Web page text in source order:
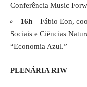
Conferência Music
16h – Fábio Eon,
Sociais e Ciências
“Economia Azul.”
PLENÁRIA RIW